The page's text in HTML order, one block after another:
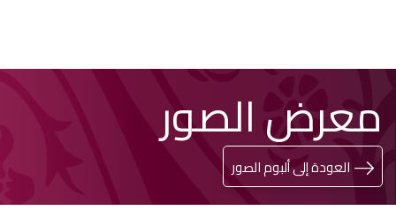
المحتوى
الرئيسي
معرض الصور
العودة إلى ألبوم الصور